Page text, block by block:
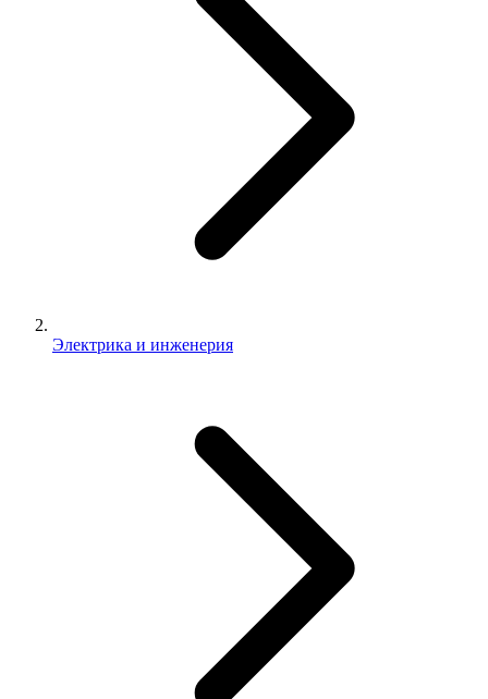
Электрика и инженерия